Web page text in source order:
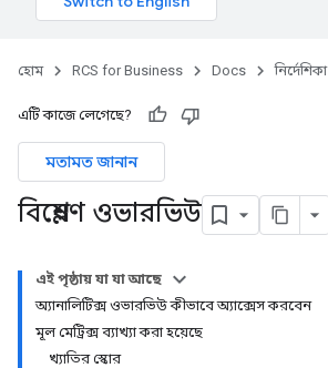
হোম RCS for Business Docs নির্দেশিকা
এটি কাজে লেগেছে?
মতামত জানান
বিশ্লেষণ ওভারভিউ
এই পৃষ্ঠায় যা যা আছে
অ্যানালিটিক্স ওভারভিউ কীভাবে অ্যাক্সেস করবেন
মূল মেট্রিক্স ব্যাখ্যা করা হয়েছে
খ্যাতির স্কোর